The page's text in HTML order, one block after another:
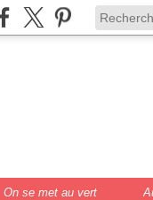
On se met au vert